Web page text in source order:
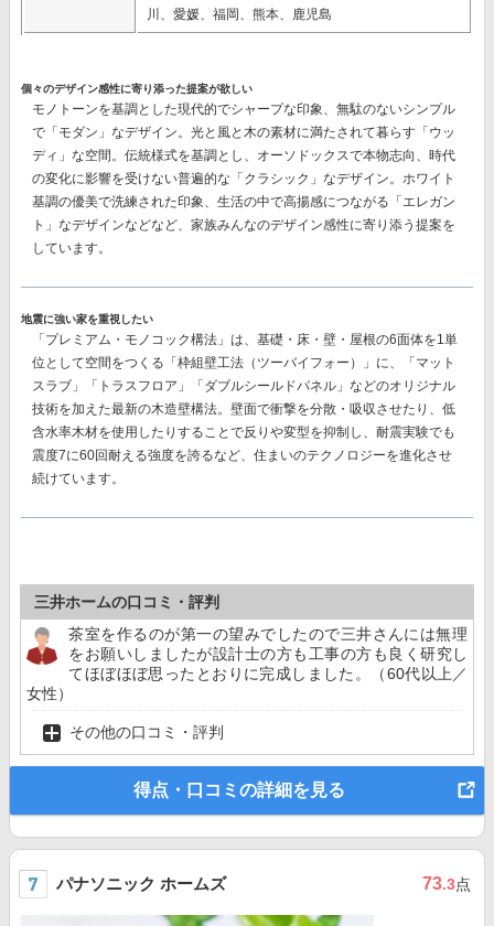
川、愛媛、福岡、熊本、鹿児島
個々のデザイン感性に寄り添った提案が欲しい
モノトーンを基調とした現代的でシャープな印象、無駄のないシンプル
で「モダン」なデザイン。光と風と木の素材に満たされて暮らす「ウッ
ディ」な空間。伝統様式を基調とし、オーソドックスで本物志向、時代
の変化に影響を受けない普遍的な「クラシック」なデザイン。ホワイト
基調の優美で洗練された印象、生活の中で高揚感につながる「エレガン
ト」なデザインなどなど、 家族みんなのデザイン感性に寄り添う提案を
しています。
地震に強い家を重視したい
「プレミアム・モノコック構法」 は、基礎・床・壁・屋根の6面体を1単
位として空間をつくる「枠組壁工法（ツーバイフォー）」に、「マット
スラブ」「トラスフロア」「ダブルシールドパネル」などのオリジナル
技術を加えた最新の木造壁構法。壁面で衝撃を分散・吸収させたり、低
含水率木材を使用したりすることで反りや変型を抑制し、耐震実験でも
震度7に60回耐える強度を誇るなど、住まいのテクノロジーを進化させ
続けています。
三井ホームの口コミ・評判
茶室を作るのが第一の望みでしたので三井さんには無理
をお願いしましたが設計士の方も工事の方も良く研究し
てほぼほぼ思ったとおりに完成しました。（60代以上／
女性）
その他の口コミ・評判
得点・口コミの詳細を見る
パナソニック ホームズ 73.3点